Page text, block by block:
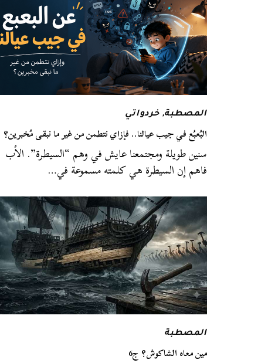
المصطبة,خردواتي
البُعبُع في جيب عيالنا.. فإزاي نتطمن من غير ما نبقى مُخبرين؟
سنين طويلة ومجتمعنا عايش في وهم “السيطرة”. الأب
فاهم إن السيطرة هي كلمته مسموعة في…
المصطبة
مين معاه الشاكوش؟ ج6